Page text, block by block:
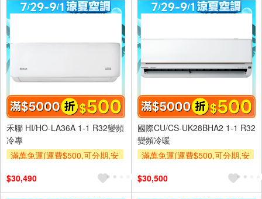
滿額折$500
滿額折$500
禾聯 HI/HO-LA36A 1-1 R32變頻
冷專
滿萬免運(運費$500,可分期,安
及使用6期以上分期0利率,需付
基本安裝運費)
$30,490
國際CU/CS-UK28BHA2 1-1 R32
變頻冷暖
滿萬免運(運費$500,可分期,安
及使用6期以上分期0利率,需付
基本安裝運費)
$30,500